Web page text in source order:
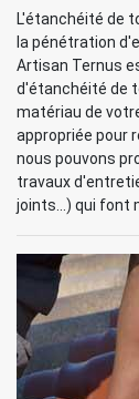
L'étanchéité de
la pénétration
Artisan Ternus
d'étanchéité de
matériau de
appropriée pour
nous pouvons
travaux
joints...) qui font